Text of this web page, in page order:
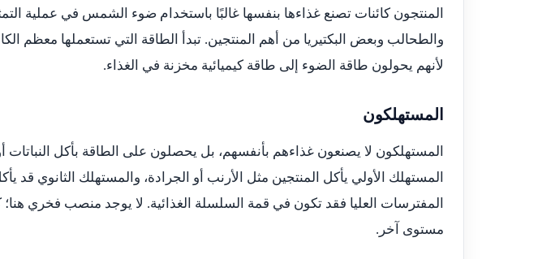
المنتجون كائنات تصنع غذاءها بنفسها غالبًا باستخدام ضوء الشمس في عملية
والطحالب وبعض البكتيريا من أهم المنتجين. تبدأ الطاقة التي تستعملها معظم
لأنهم يحولون طاقة الضوء إلى طاقة كيميائية مخزنة في الغذاء.
المستهلكون
المستهلكون لا يصنعون غذاءهم بأنفسهم، بل يحصلون على الطاقة بأكل النباتات
المستهلك الأولي يأكل المنتجين مثل الأرنب أو الجرادة، والمستهلك الثانوي قد
المفترسات العليا فقد تكون في قمة السلسلة الغذائية. لا يوجد منصب فخري
مستوى آخر.